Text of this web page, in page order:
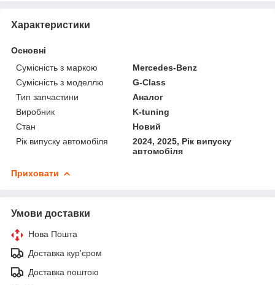
Характеристики
Основні
Сумісність з маркою
Mercedes-Benz
Сумісність з моделлю
G-Class
Тип запчастини
Аналог
Виробник
K-tuning
Стан
Новий
Рік випуску автомобіля
2024, 2025, Рік випуску
автомобіля
Приховати
Умови доставки
Нова Пошта
Доставка кур'єром
Доставка поштою